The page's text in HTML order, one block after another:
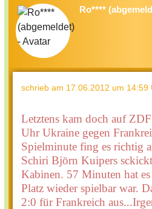
Ro****
schrieb am 17.06.2012 um 14:59
Letztens kam doch auf
Uhr Ukraine gegen
Spielminute fing es richtig
Schiri Björn Kuipers
Kabinen. 57 Minuten hat
Platz wieder spielbar war.
2:0 für Frankreich